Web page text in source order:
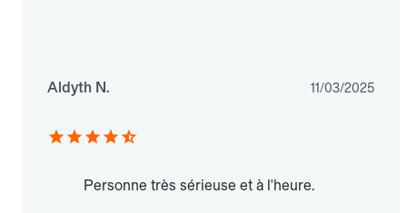
Aldyth N. 11/03/2025
Personne très sérieuse et à l'heure.